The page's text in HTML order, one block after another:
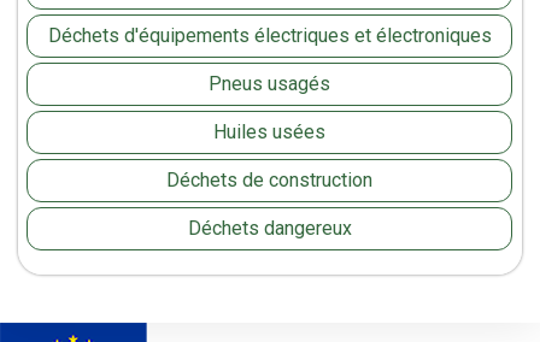
Déchets d'équipements électriques et électroniques
Pneus usagés
Huiles usées
Déchets de construction
Déchets dangereux